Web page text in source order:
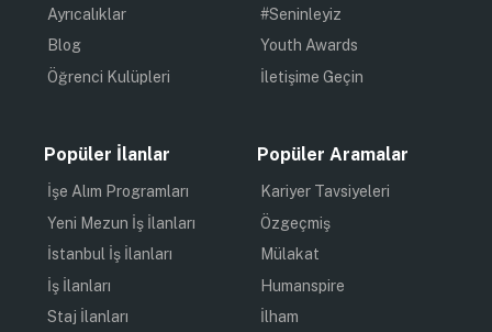
Ayrıcalıklar
Blog
Öğrenci Kulüpleri
#Seninleyiz
Youth Awards
İletişime Geçin
Popüler İlanlar
İşe Alım Programları
Yeni Mezun İş İlanları
İstanbul İş İlanları
İş İlanları
Staj İlanları
Popüler Aramalar
Kariyer Tavsiyeleri
Özgeçmiş
Mülakat
Humanspire
İlham